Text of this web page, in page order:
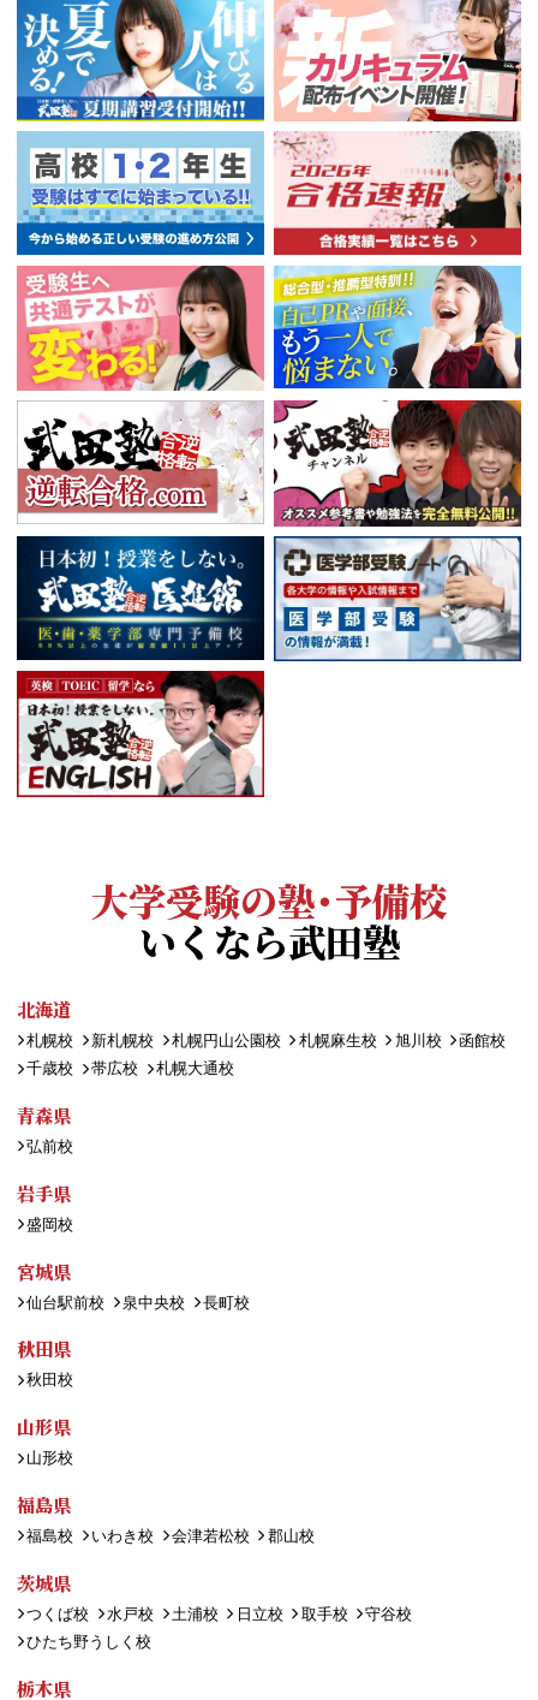
大学受験の塾・予備校
いくなら武田塾
北海道
札幌校 新札幌校 札幌円山公園校 札幌麻生校 旭川校
函館校
千歳校
帯広校 札幌大通校
青森県
弘前校
岩手県
盛岡校
宮城県
仙台駅前校 泉中央校 長町校
秋田県
秋田校
山形県
山形校
福島県
福島校 いわき校 会津若松校 郡山校
茨城県
つくば校 水戸校 土浦校 日立校 取手校
守谷校
ひたち野うしく校
栃木県